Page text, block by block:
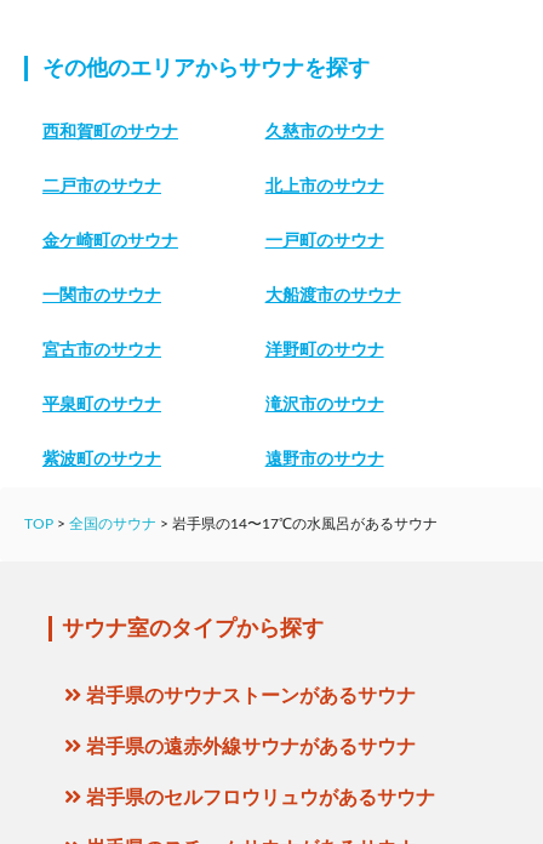
その他のエリアからサウナを探す
西和賀町のサウナ 久慈市のサウナ
二戸市のサウナ 北上市のサウナ
金ケ崎町のサウナ 一戸町のサウナ
一関市のサウナ 大船渡市のサウナ
宮古市のサウナ 洋野町のサウナ
平泉町のサウナ 滝沢市のサウナ
紫波町のサウナ 遠野市のサウナ
TOP > 全国のサウナ > 岩手県の14〜17℃の水風呂があるサウナ
サウナ室のタイプから探す
岩手県のサウナストーンがあるサウナ
岩手県の遠赤外線サウナがあるサウナ
岩手県のセルフロウリュウがあるサウナ